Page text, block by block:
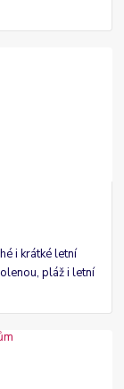
i krátké letní
pláž i letní